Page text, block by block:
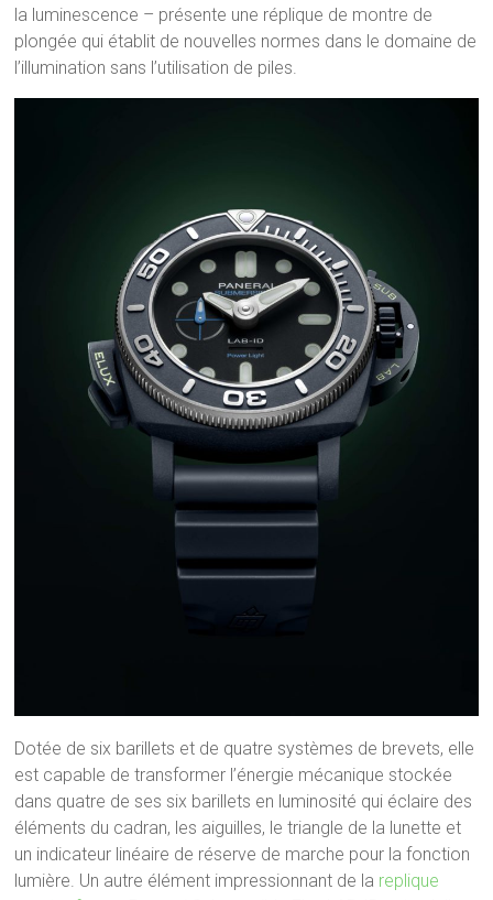
la luminescence – présente une réplique de montre de
plongée qui établit de nouvelles normes dans le domaine de
l’illumination sans l’utilisation de piles.
Dotée de six barillets et de quatre systèmes de brevets, elle
est capable de transformer l’énergie mécanique stockée
dans quatre de ses six barillets en luminosité qui éclaire des
éléments du cadran, les aiguilles, le triangle de la lunette et
un indicateur linéaire de réserve de marche pour la fonction
lumière. Un autre élément impressionnant de la replique